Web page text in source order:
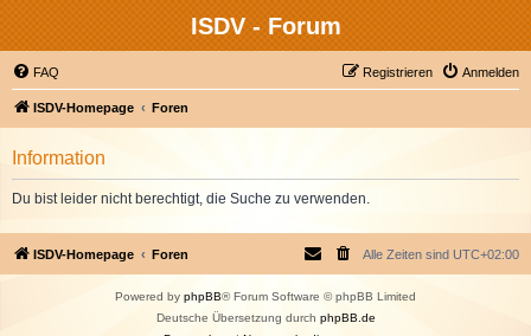
ISDV - Forum
FAQ Anmelden
Registrieren
ISDV-Homepage Foren
Information
Du bist leider nicht berechtigt, die Suche zu verwenden.
ISDV-Homepage Foren Alle Zeiten sind UTC+02:00
Powered by phpBB® Forum Software © phpBB Limited
Deutsche Übersetzung durch phpBB.de